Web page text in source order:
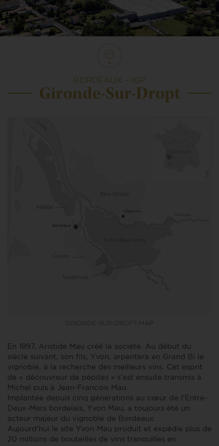
BORDEAUX – IGP
Gironde-Sur-Dropt
En 1897, Aristide Mau créé la société. Au début du
siècle suivant, son fils, Yvon, arpentera en Grand Bi le
vignoble, à la recherche des meilleurs vins. Cet esprit
de « découvreur de pépites » s’est ensuite transmis à
Michel puis à Jean-François Mau.
Implantée depuis cinq générations au cœur de l’Entre-
Deux-Mers bordelais, Yvon Mau, a toujours été un
acteur majeur du vignoble de Bordeaux.
Aujourd’hui le site Yvon Mau produit et expédie plus de
20 millions de bouteilles de vins tranquilles en